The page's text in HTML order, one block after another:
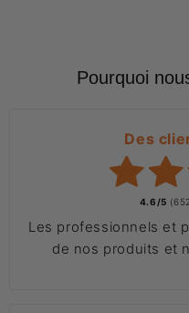
Pourquoi
Des
4.6/5
Les professionnels et
de nos produits et